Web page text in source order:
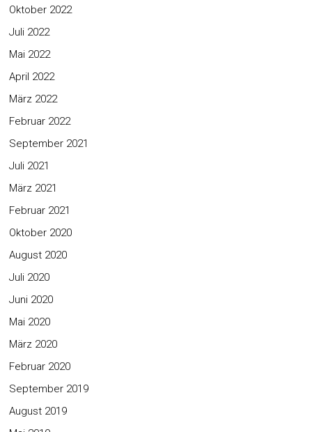
Oktober 2022
Juli 2022
Mai 2022
April 2022
März 2022
Februar 2022
September 2021
Juli 2021
März 2021
Februar 2021
Oktober 2020
August 2020
Juli 2020
Juni 2020
Mai 2020
März 2020
Februar 2020
September 2019
August 2019